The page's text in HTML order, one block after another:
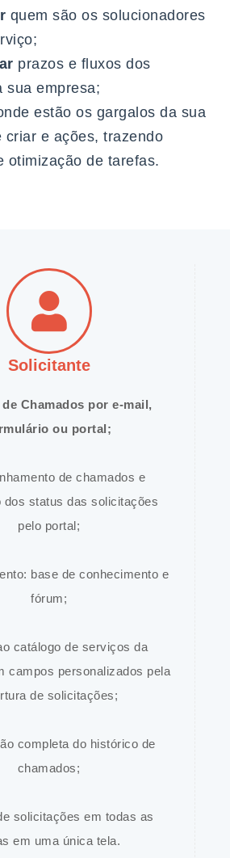
quem são os solucionadores
prazos e fluxos dos
sua empresa;
estão os gargalos da sua
criar e ações, trazendo
otimização de tarefas.
Solicitante
Chamados por e-mail,
ou portal;
de chamados e
dos status das solicitações
pelo portal;
base de conhecimento e
fórum;
catálogo de serviços da
campos personalizados pela
de solicitações;
completa do histórico de
chamados;
solicitações em todas as
em uma única tela.